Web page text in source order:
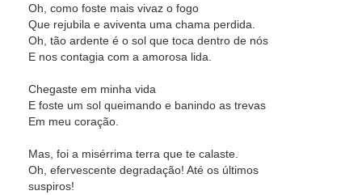
Oh, como foste mais vivaz o fogo
Que rejubila e aviventa uma chama perdida.
Oh, tão ardente é o sol que toca dentro de nós
E nos contagia com a amorosa lida.
Chegaste em minha vida
E foste um sol queimando e banindo as trevas
Em meu coração.
Mas, foi a misérrima terra que te calaste.
Oh, efervescente degradação! Até os últimos
suspiros!